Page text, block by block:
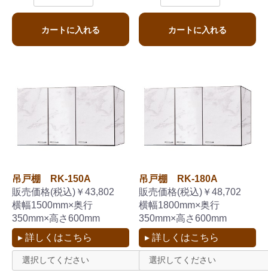
カートに入れる カートに入れる
吊戸棚 RK-150A
販売価格(税込)￥43,802
横幅1500mm×奥行
350mm×高さ600mm
▸ 詳しくはこちら
吊戸棚 RK-180A
販売価格(税込)￥48,702
横幅1800mm×奥行
350mm×高さ600mm
▸ 詳しくはこちら